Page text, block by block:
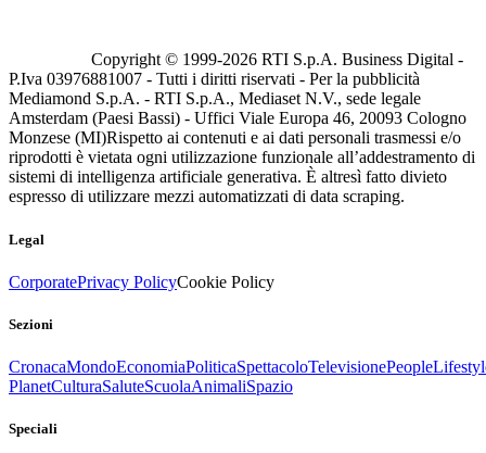
Copyright © 1999-2026 RTI S.p.A. Business Digital -
P.Iva 03976881007 - Tutti i diritti riservati - Per la pubblicità
Mediamond S.p.A. - RTI S.p.A., Mediaset N.V., sede legale
Amsterdam (Paesi Bassi) - Uffici Viale Europa 46, 20093 Cologno
Monzese (MI)Rispetto ai contenuti e ai dati personali trasmessi e/o
riprodotti è vietata ogni utilizzazione funzionale all’addestramento di
sistemi di intelligenza artificiale generativa. È altresì fatto divieto
espresso di utilizzare mezzi automatizzati di data scraping.
Legal
CorporatePrivacy PolicyCookie Policy
Sezioni
CronacaMondoEconomiaPoliticaSpettacoloTelevisionePeople
PlanetCulturaSaluteScuolaAnimaliSpazio
Speciali